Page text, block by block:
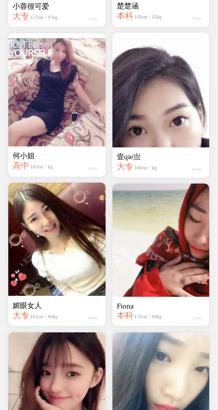
小蓉很可爱
大专 157cm / 47kg
何小姐
高中 165cm / kg
媚眼女人
大专 162cm / 46kg
楚楚涵
本科 169cm / 55kg
壹qie亗
大专 160cm / kg
Fiona
本科 170cm / 60kg